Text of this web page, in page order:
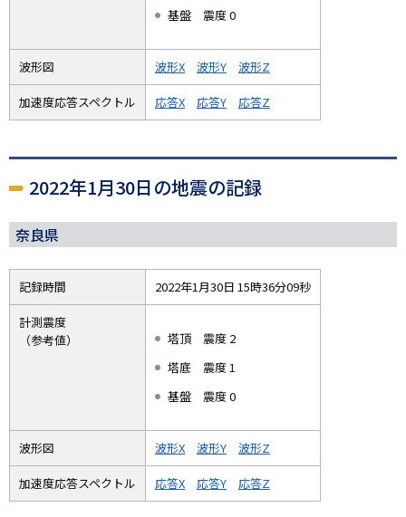
基盤 震度 0
波形図 波形X 波形Y 波形Z
加速度応答スペクトル 応答X 応答Y 応答Z
2022年1月30日の地震の記録
奈良県
記録時間 2022年1月30日 15時36分09秒
計測震度
（参考値）
塔頂 震度 2
塔底 震度 1
基盤 震度 0
波形図 波形X 波形Y 波形Z
加速度応答スペクトル 応答X 応答Y 応答Z